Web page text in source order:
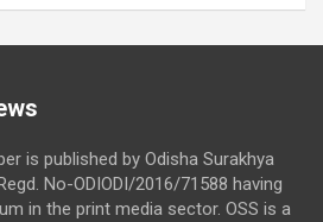
is published by Odisha Surakhya
No-ODIODI/2016/71588 having
in the print media sector. OSS is a